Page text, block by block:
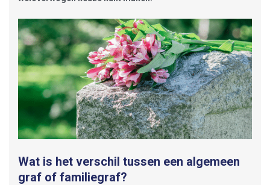
Wat is het verschil tussen een algemeen
graf of familiegraf?